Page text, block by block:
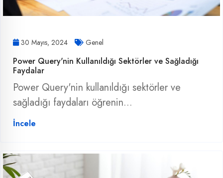
30 Mayıs, 2024 Genel
Power Query'nin Kullanıldığı Sektörler ve Sağladığı
Faydalar
Power Query'nin kullanıldığı sektörler ve
sağladığı faydaları öğrenin...
İncele